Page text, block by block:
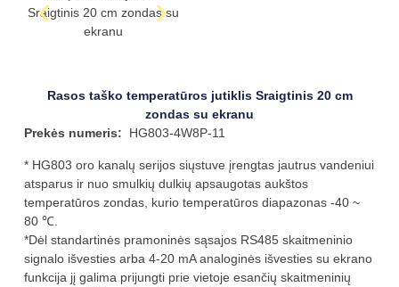
Rasos taško temperatūros jutiklis Sraigtinis 20 cm
zondas su ekranu
Prekės numeris:
HG803-4W8P-11
* HG803 oro kanalų serijos siųstuve įrengtas jautrus vandeniui
atsparus ir nuo smulkių dulkių apsaugotas aukštos
temperatūros zondas, kurio temperatūros diapazonas -40 ~
80 ℃.
*Dėl standartinės pramoninės sąsajos RS485 skaitmeninio
signalo išvesties arba 4-20 mA analoginės išvesties su ekrano
funkcija jį galima prijungti prie vietoje esančių skaitmeninių